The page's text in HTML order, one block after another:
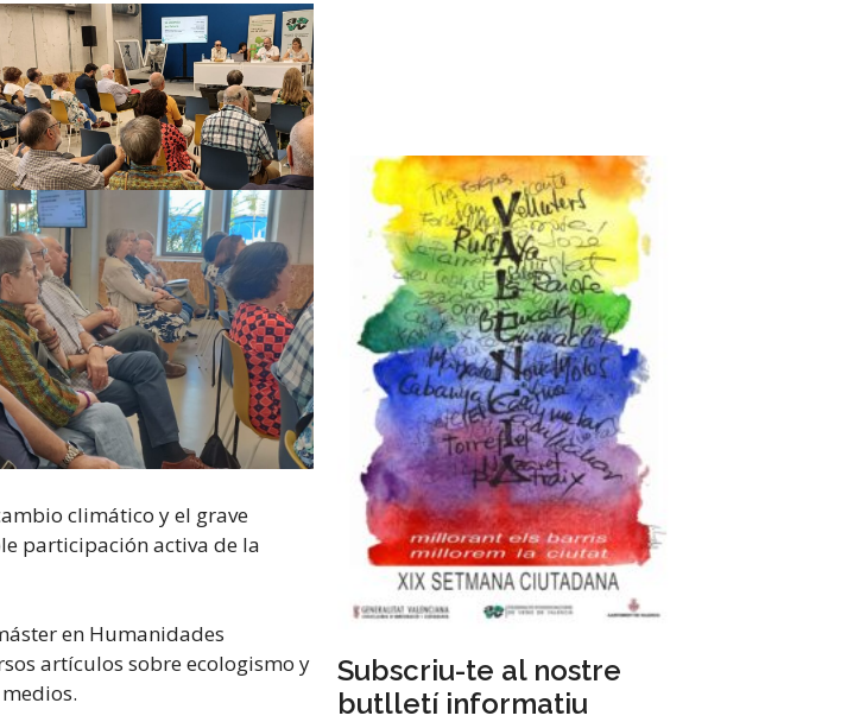
climático y el grave
participación activa de la
en Humanidades
artículos sobre ecologismo y
Subscriu-te al nostre
butlletí informatiu